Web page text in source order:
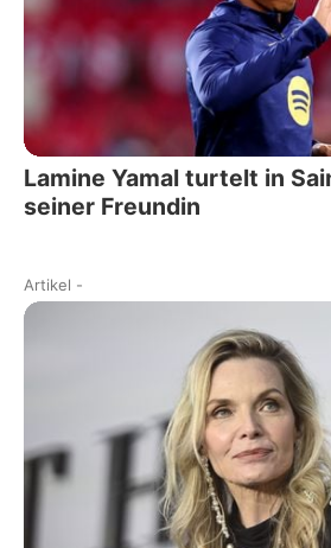
Lamine Yamal turtelt in
seiner Freundin
Artikel -